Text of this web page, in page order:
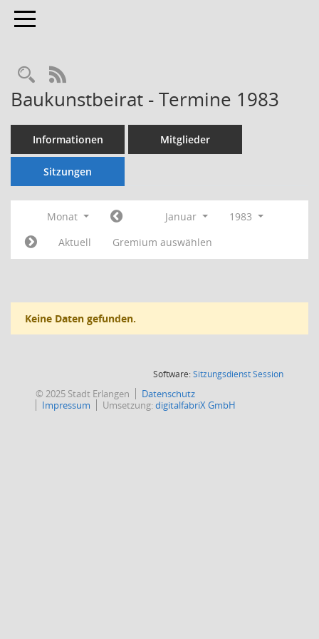
Toggle navigation
Rechercheauswahl
RSS-Feed
Baukunstbeirat - Termine 1983
Informationen Mitglieder
Sitzungen
Monat Januar
1983
Aktuell
Gremium auswählen
Keine Daten gefunden.
Software:SitzungsdienstSession(Wird in
© 2025 Stadt Erlangen
Datenschutz
Impressum
Umsetzung:digitalfabriX GmbH